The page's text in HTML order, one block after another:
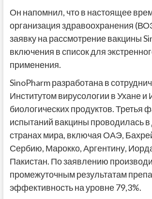
Он напомнил, что в настоящее
организация здравоохранения
заявку на рассмотрение вакцины
включения в список для
применения.
SinoPharm разработана в
Институтом вирусологии в Ухане и
биологических продуктов. Третья
испытаний вакцины проводилась в
странах мира, включая ОАЭ,
Сербию, Марокко, Аргентину,
Пакистан. По заявлению
промежуточным результатам
эффективность на уровне 79,3%.